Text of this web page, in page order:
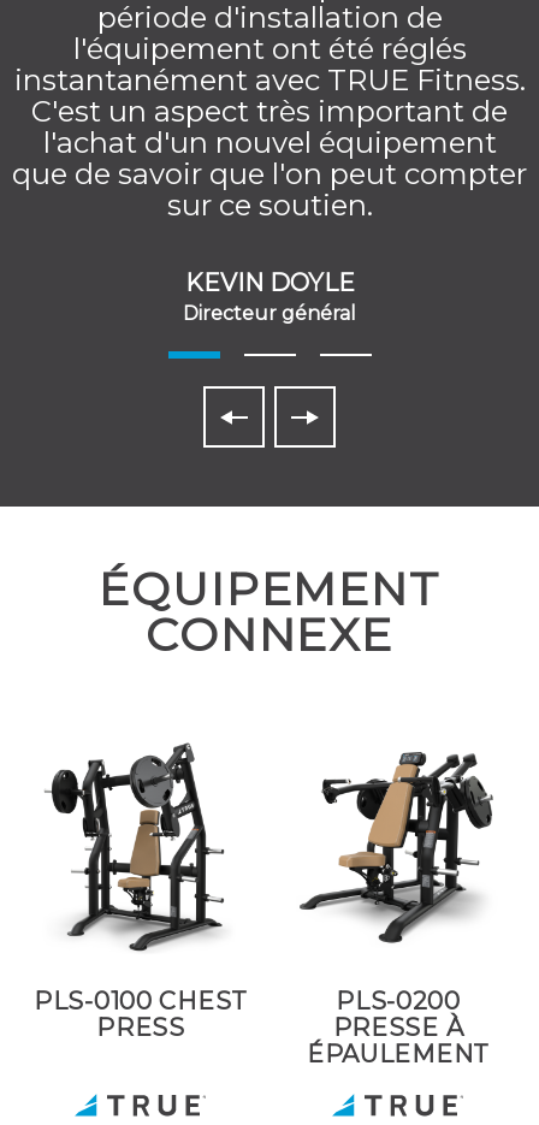
période d'installation de
l'équipement ont été réglés
instantanément avec TRUE Fitness.
C'est un aspect très important de
l'achat d'un nouvel équipement
que de savoir que l'on peut compter
sur ce soutien.
KEVIN DOYLE
Directeur général
ÉQUIPEMENT
CONNEXE
PLS-0100 CHEST
PRESS
PLS-0200
PRESSE À
ÉPAULEMENT